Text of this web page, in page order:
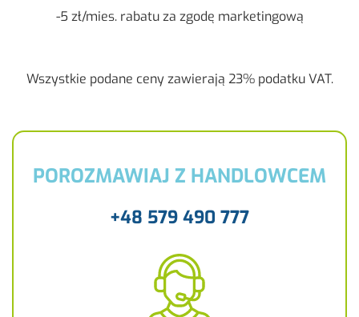
-5 zł/mies. ra­ba­tu za zgodę mar­ke­tin­go­wą
Wszyst­kie po­da­ne ceny za­wie­ra­ją 23% po­dat­ku VAT.
POROZMAWIAJ Z HANDLOWCEM
+48 579 490 777